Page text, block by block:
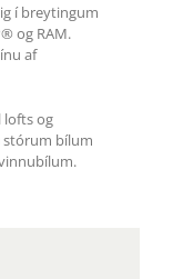
VEFVERSLUN
VERÐLISTAR
í breytingum
og RAM.
af
og
stórum bílum